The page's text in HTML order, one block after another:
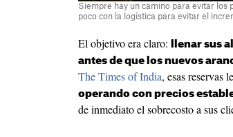
Siempre hay un camino para evitar los
poco con la logística para evitar el
El objetivo era claro:
llenar sus
antes de que los nuevos
The Times of India, esas reservas le
operando con precios
de inmediato el sobrecosto a sus